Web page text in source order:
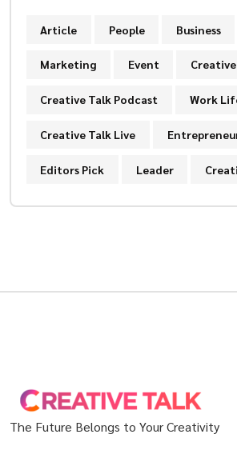
Article People Business
Marketing Event Creative
Creative Talk Podcast Work
Creative Talk Live
Editors Pick Leader
The Future Belongs to Your Creativity